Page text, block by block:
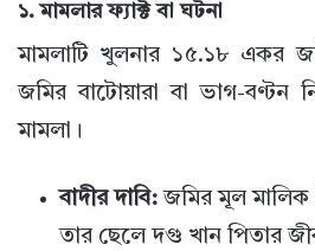
১. মামলার ফ্যাক্ট বা ঘটনা
মামলাটি খুলনার ১৫.১৮ একর
জমির বাটোয়ারা বা ভাগ-বণ্টন
মামলা।
বাদীর দাবি: জমির মূল মালিক
তার ছেলে দগু খান পিতার